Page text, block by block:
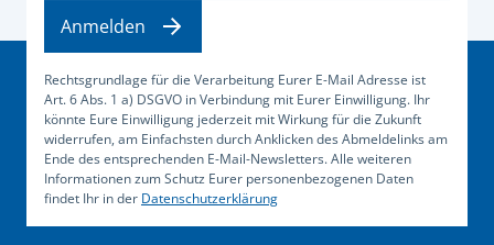
Rechtsgrundlage für die Verarbeitung Eurer E-Mail Adresse ist
Art. 6 Abs. 1 a) DSGVO in Verbindung mit Eurer Einwilligung. Ihr
könnte Eure Einwilligung jederzeit mit Wirkung für die Zukunft
widerrufen, am Einfachsten durch Anklicken des Abmeldelinks am
Ende des entsprechenden E-Mail-Newsletters. Alle weiteren
Informationen zum Schutz Eurer personenbezogenen Daten
findet Ihr in der Datenschutzerklärung
Anmelden